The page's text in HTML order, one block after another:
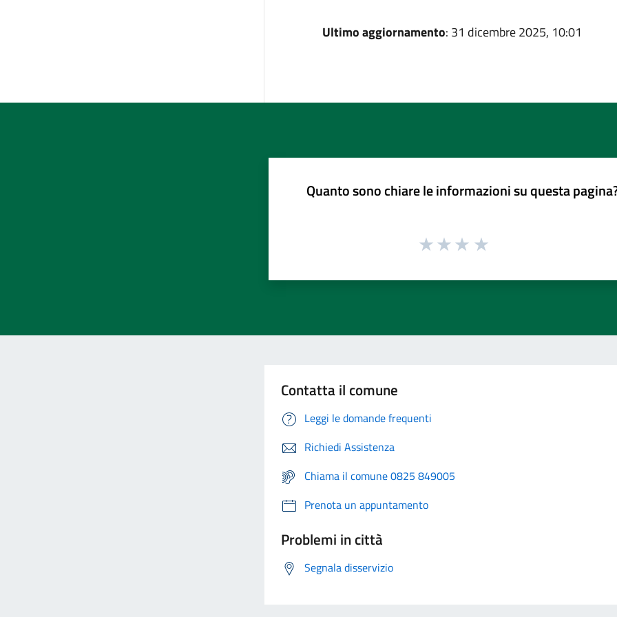
Ultimo aggiornamento: 31 dicembre 2025, 10:01
Quanto sono chiare le informazioni su questa
Contatta il comune
Leggi le domande frequenti
Richiedi Assistenza
Chiama il comune 0825 849005
Prenota un appuntamento
Problemi in città
Segnala disservizio